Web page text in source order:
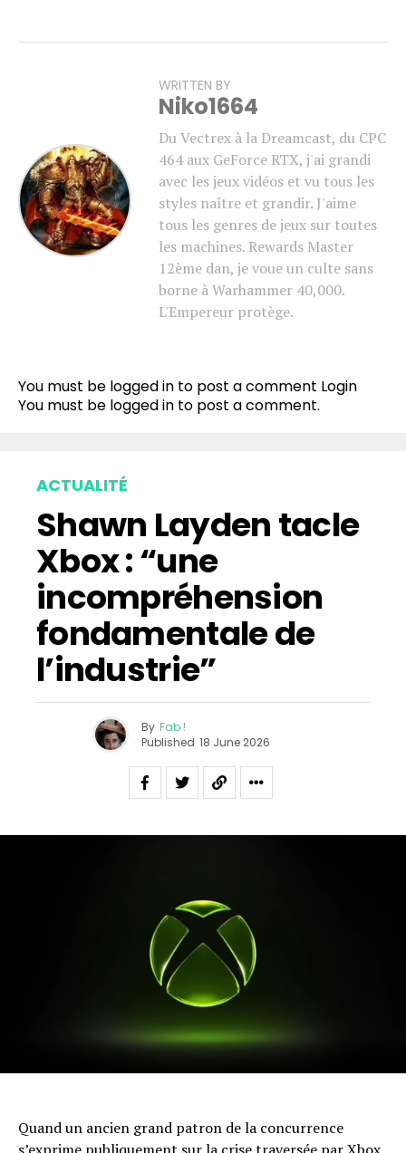
WRITTEN BY
Niko1664
Du Vectrex à la Dreamcast, du CPC
464 aux GeForce RTX, j'ai grandi
avec les jeux vidéos et vu tous les
styles naître et grandir. J'aime
tous les genres de jeux sur toutes
les machines. Rewards Master
12ème dan, je voue un culte sans
borne à Warhammer 40,000.
L'Empereur protège.
You must be logged in to post a comment Login
You must be logged in to post a comment.
ACTUALITÉ
Shawn Layden tacle
Xbox : “une
incompréhension
fondamentale de
l’industrie”
By Fab !
Published 18 June 2026
Quand un ancien grand patron de la concurrence